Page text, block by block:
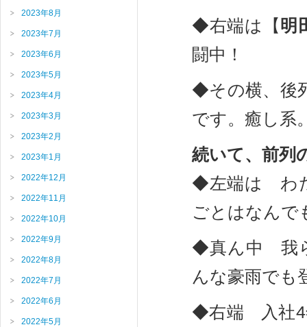
◆右端は【明
闘中！
◆その横、後
です。癒し系
続いて、前列
◆左端は わ
ごとはなんで
◆真ん中 我
んな豪雨でも
◆右端 入社4
2023年8月
2023年7月
2023年6月
2023年5月
2023年4月
2023年3月
2023年2月
2023年1月
2022年12月
2022年11月
2022年10月
2022年9月
2022年8月
2022年7月
2022年6月
2022年5月